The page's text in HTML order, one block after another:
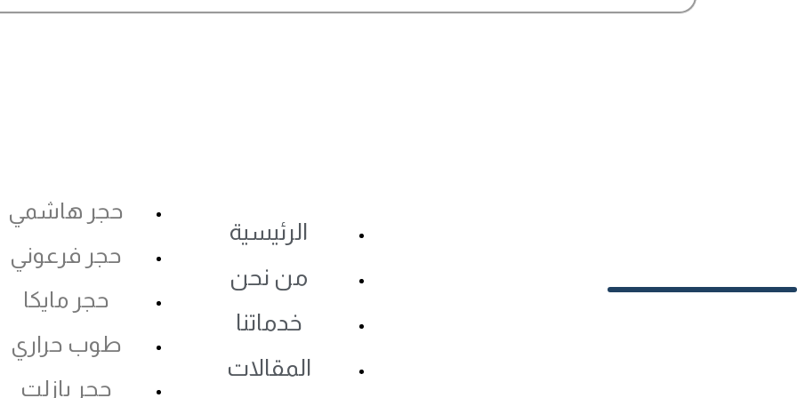
الرئيسية
من نحن
خدماتنا
المقالات
حجر هاشمي
حجر فرعوني
حجر مايكا
طوب حراري
حجر بازلت